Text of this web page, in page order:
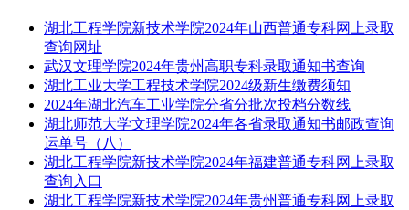
湖北工程学院新技术学院2024年山西普通专科网上录取
查询网址
武汉文理学院2024年贵州高职专科录取通知书查询
湖北工业大学工程技术学院2024级新生缴费须知
2024年湖北汽车工业学院分省分批次投档分数线
湖北师范大学文理学院2024年各省录取通知书邮政查询
运单号（八）
湖北工程学院新技术学院2024年福建普通专科网上录取
查询入口
湖北工程学院新技术学院2024年贵州普通专科网上录取